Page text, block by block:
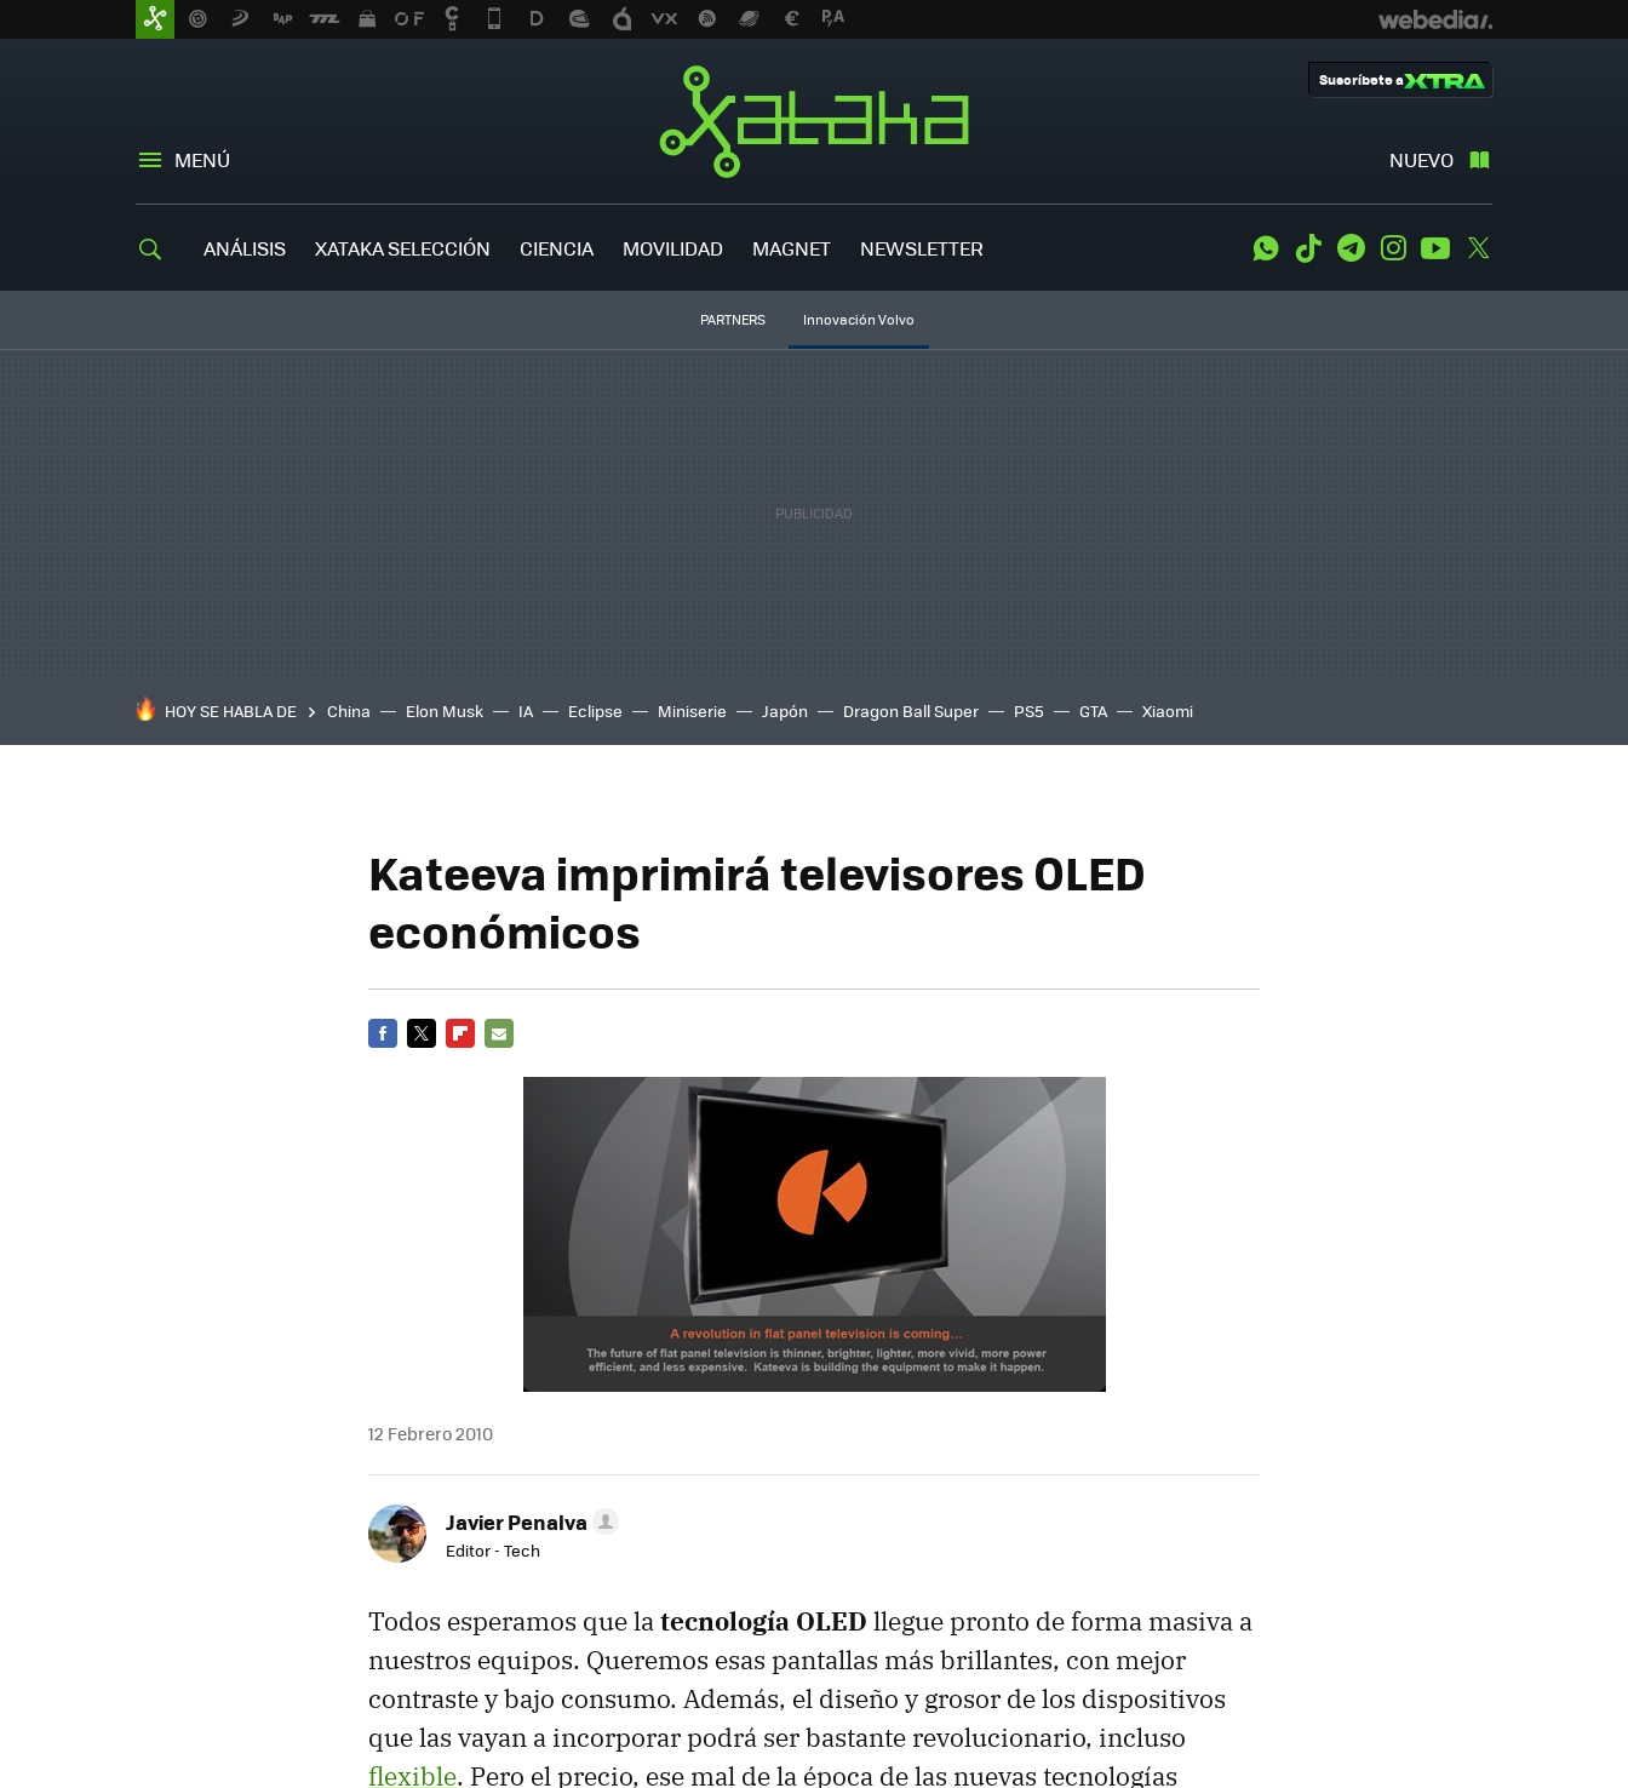
MENÚ NUEVO
Suscríbete a
ANÁLISIS XATAKA SELECCIÓN CIENCIA MOVILIDAD MAGNET NEWSLETTER WhatsApp
Tiktok TelegramInstagramYoutube
PARTNERS Innovación Volvo
HOY SE HABLA DE China Elon Musk IA Eclipse Miniserie Japón Dragon Ball Super PS5 GTA Xiaomi
Kateeva imprimirá televisores OLED
económicos
12 Febrero 2010
Javier Penalva
Editor - Tech
Todos esperamos que latecnología OLED llegue pronto de forma masiva a
nuestros equipos. Queremos esas pantallas más brillantes, con mejor
contraste y bajo consumo. Además, el diseño y grosor de los dispositivos
que las vayan a incorporar podrá ser bastante revolucionario, incluso
flexible. Pero el precio, ese mal de la época de las nuevas tecnologías